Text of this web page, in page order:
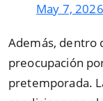
May 7, 2026
Además, dentro
preocupación
pretemporada.